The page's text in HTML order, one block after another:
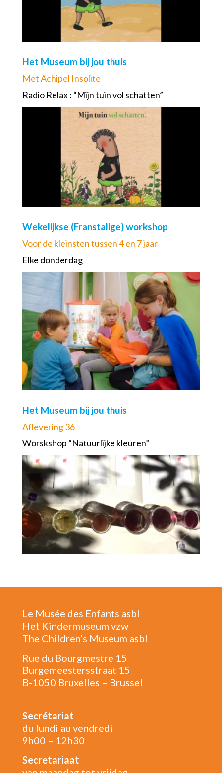
Het Museum bij jou thuis
Met Achipel Insolite
Radio Relax : “Mijn tuin vol schatten”
Wekelijkse (Franstalige) workshop
Voor de kleinsten tussen 4 en 7 jaar
Elke donderdag
Het Museum bij jou thuis
Aflevering 36
Worskshop “Natuurlijke kleuren”
Le Musée des Enfants asbl
Het Kindermuseum vzw
The Children’s Museum asbl
Rue du Bourgmestre 15
Burgemeestersstraat 15
B-1050 Bruxelles – Brussel
Secrétariat
du lundi au vendredi
9h00 – 12h30
Secretariaat